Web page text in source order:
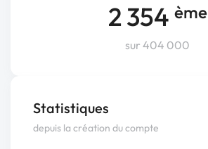
2 354 ème
sur 404 000
Statistiques
depuis la création du compte